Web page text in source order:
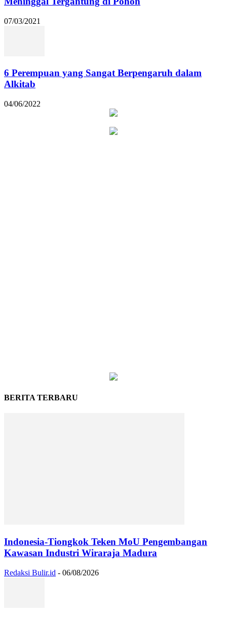
07/03/2021
6 Perempuan yang Sangat Berpengaruh dalam
Alkitab
04/06/2022
BERITA TERBARU
Indonesia-Tiongkok Teken MoU Pengembangan
Kawasan Industri Wiraraja Madura
Redaksi Bulir.id - 06/08/2026